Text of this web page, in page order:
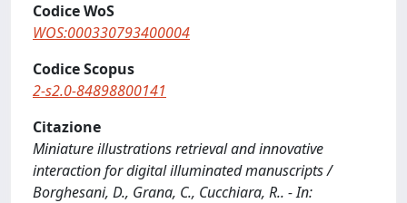
Codice WoS
WOS:000330793400004
Codice Scopus
2-s2.0-84898800141
Citazione
Miniature illustrations retrieval and innovative
interaction for digital illuminated manuscripts /
Borghesani, D., Grana, C., Cucchiara, R.. - In: